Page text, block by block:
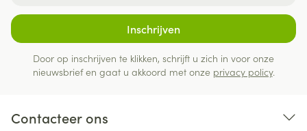
Inschrijven
Door op inschrijven te klikken, schrijft u zich in voor onze
nieuwsbrief en gaat u akkoord met onze privacy policy.
Contacteer ons